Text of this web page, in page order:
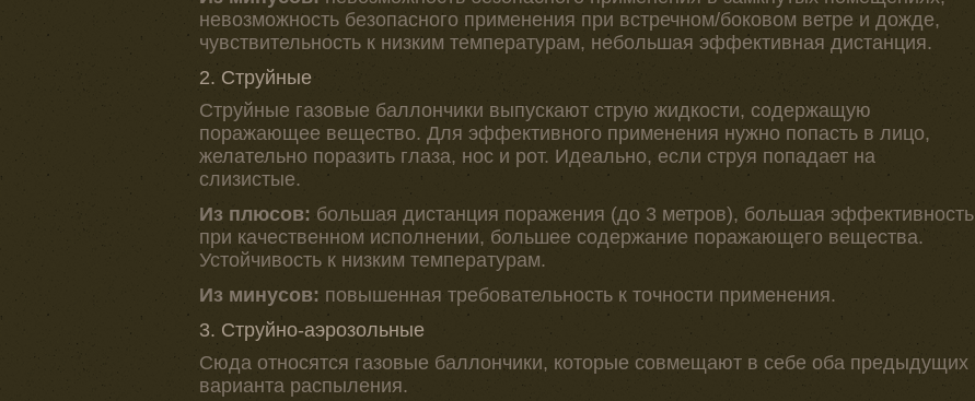
невозможность безопасного применения при встречном/боковом ветре и дожде,
чувствительность к низким температурам, небольшая эффективная дистанция.
2. Струйные
Струйные газовые баллончики выпускают струю жидкости, содержащую
поражающее вещество. Для эффективного применения нужно попасть в лицо,
желательно поразить глаза, нос и рот. Идеально, если струя попадает на
слизистые.
Из плюсов: большая дистанция поражения (до 3 метров), большая эффективность
при качественном исполнении, большее содержание поражающего вещества.
Устойчивость к низким температурам.
Из минусов: повышенная требовательность к точности применения.
3. Струйно-аэрозольные
Сюда относятся газовые баллончики, которые совмещают в себе оба предыдущих
варианта распыления.